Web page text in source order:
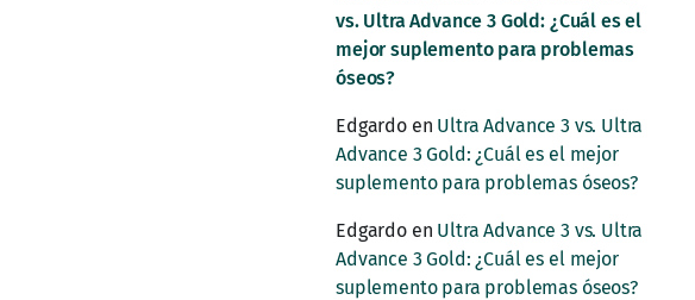
vs. Ultra Advance 3 Gold: ¿Cuál es el
mejor suplemento para problemas
óseos?
Edgardoen Ultra Advance 3 vs. Ultra
Advance 3 Gold: ¿Cuál es el mejor
suplemento para problemas óseos?
Edgardoen Ultra Advance 3 vs. Ultra
Advance 3 Gold: ¿Cuál es el mejor
suplemento para problemas óseos?